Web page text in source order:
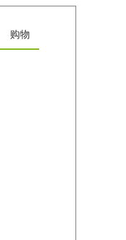
购物